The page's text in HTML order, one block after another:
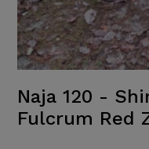
Naja 120 -
Fulcrum Red